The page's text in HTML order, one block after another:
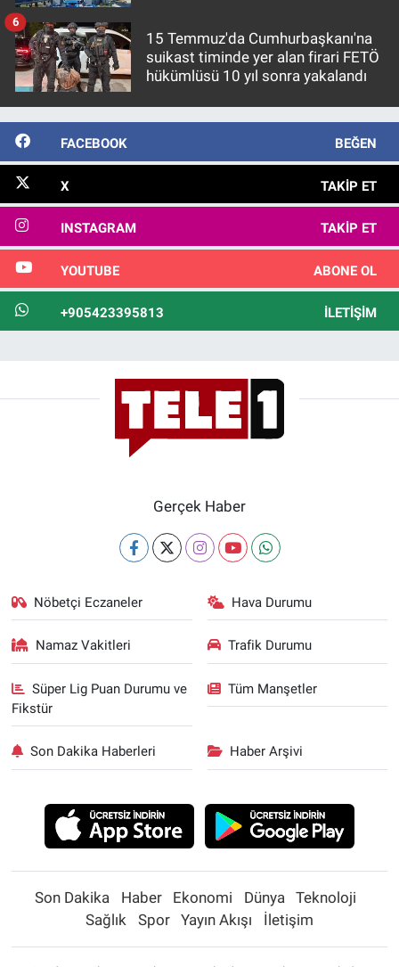
15 Temmuz'da Cumhurbaşkanı'na
suikast timinde yer alan firari FETÖ
hükümlüsü 10 yıl sonra yakalandı
6
FACEBOOK BEĞEN
X TAKIP ET
INSTAGRAM TAKIP ET
YOUTUBE ABONE OL
+905423395813 İLETIŞIM
Gerçek Haber
Nöbetçi Eczaneler Hava Durumu
Namaz Vakitleri Trafik Durumu
Süper Lig Puan Durumu ve
Fikstür
Tüm Manşetler
Son Dakika Haberleri Haber Arşivi
Son Dakika Haber Ekonomi Dünya
Teknoloji
Sağlık
Spor Yayın Akışı İletişim